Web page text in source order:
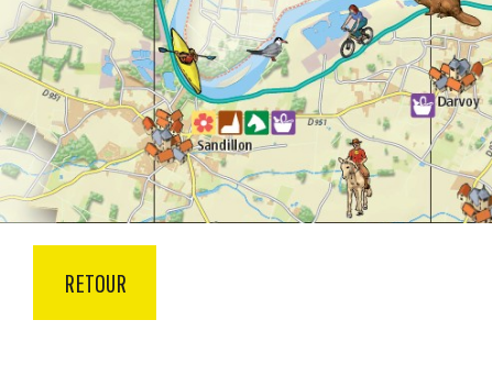
RETOUR